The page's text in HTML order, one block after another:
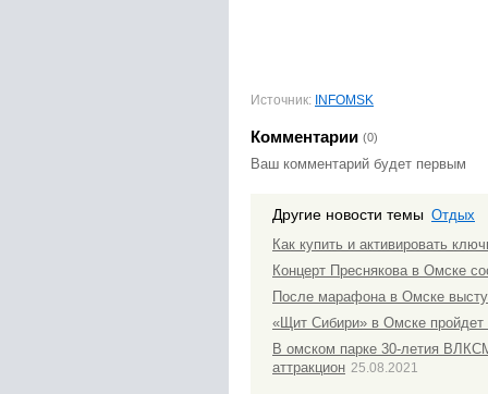
Источник: INFOMSK
Комментарии (0)
Ваш комментарий будет первым
Другие новости темы Отдых
Как купить и активировать
Концерт Преснякова в Омске
После марафона в Омске
«Щит Сибири» в Омске
В омском парке 30-летия
аттракцион 25.08.2021